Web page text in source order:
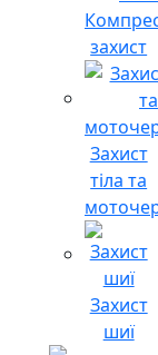
захист
Захист
тіла та
Захист
шиї